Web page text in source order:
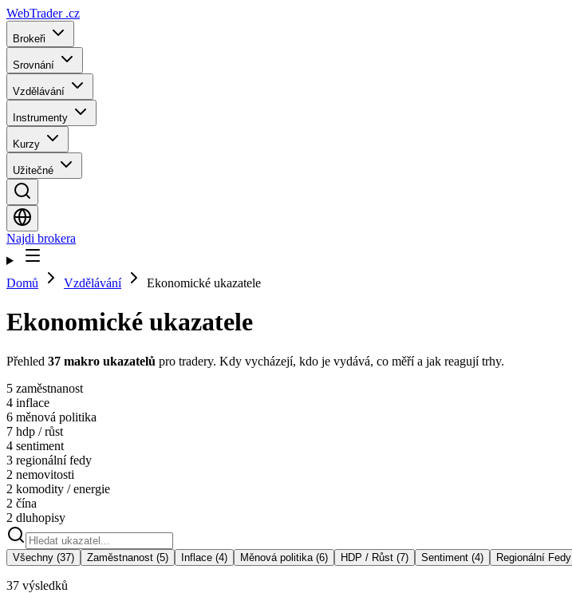
WebTrader .cz
Brokeři
Srovnání
Vzdělávání
Instrumenty
Kurzy
Užitečné
Najdi brokera
Domů Vzdělávání Ekonomické ukazatele
Ekonomické ukazatele
Přehled 37 makro ukazatelů pro tradery. Kdy vycházejí, kdo je vydává, co měří a jak reagují trhy.
5 zaměstnanost
4 inflace
6 měnová politika
7 hdp / růst
4 sentiment
3 regionální fedy
2 nemovitosti
2 komodity / energie
2 čína
2 dluhopisy
Všechny (37) Zaměstnanost (5) Inflace (4) Měnová politika (6) HDP / Růst (7) Sentiment (4) Regionální Fedy
37 výsledků